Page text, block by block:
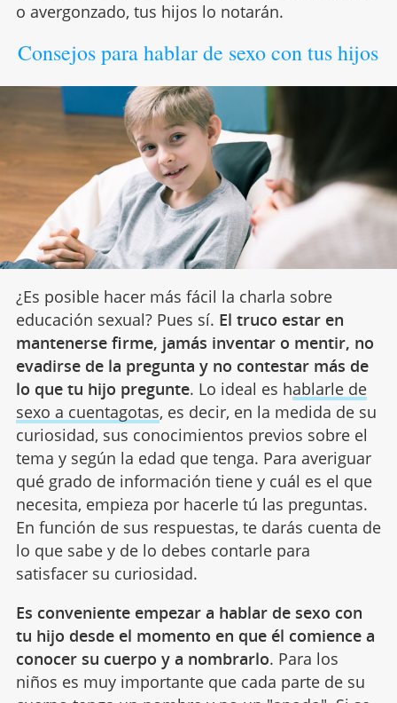
o avergonzado, tus hijos lo notarán.
Consejos para hablar de sexo con tus hijos
¿Es posible hacer más fácil la charla sobre
educación sexual? Pues sí. El truco estar en
mantenerse firme, jamás inventar o mentir, no
evadirse de la pregunta y no contestar más de
lo que tu hijo pregunte. Lo ideal es hablarle de
sexo a cuentagotas, es decir, en la medida de su
curiosidad, sus conocimientos previos sobre el
tema y según la edad que tenga. Para averiguar
qué grado de información tiene y cuál es el que
necesita, empieza por hacerle tú las preguntas.
En función de sus respuestas, te darás cuenta de
lo que sabe y de lo debes contarle para
satisfacer su curiosidad.
Es conveniente empezar a hablar de sexo con
tu hijo desde el momento en que él comience a
conocer su cuerpo y a nombrarlo. Para los
niños es muy importante que cada parte de su